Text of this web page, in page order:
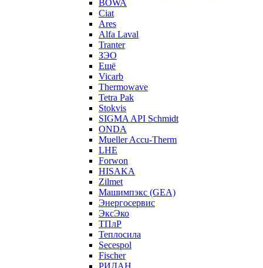
BOWA
Ciat
Ares
Alfa Laval
Tranter
ЗЭО
Ещё
Vicarb
Thermowave
Tetra Pak
Stokvis
SIGMA API Schmidt
ONDA
Mueller Accu-Therm
LHE
Forwon
HISAKA
Zilmet
Машимпэкс (GEA)
Энергосервис
ЭксЭко
ТПлР
Теплосила
Secespol
Fischer
РИДАН